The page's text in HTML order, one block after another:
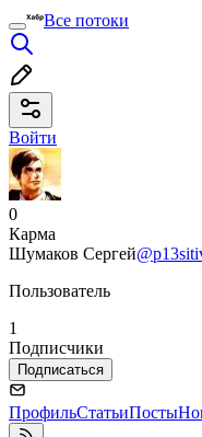
Все потоки
Войти
0
Карма
Шумаков Сергей
Пользователь
1
Подписчики
Подписаться
ПрофильСтатьиПосты